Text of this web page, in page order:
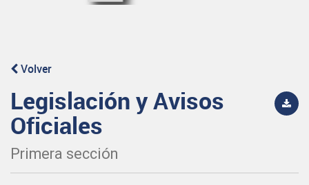
Volver
Legislación y Avisos
Oficiales
Primera sección